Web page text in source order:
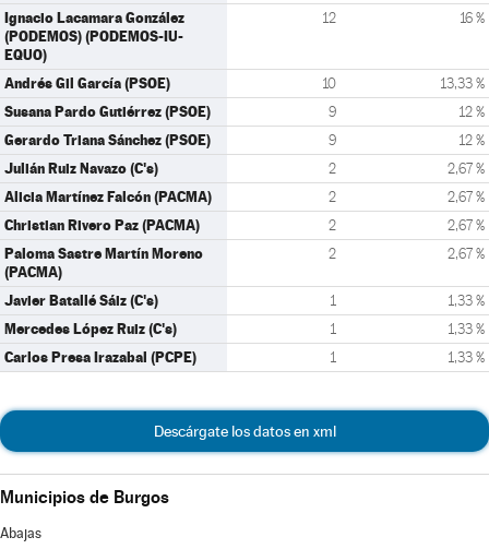
Ignacio Lacamara González
(PODEMOS) (PODEMOS-IU-
EQUO)
12 16 %
Andrés Gil García (PSOE) 10 13,33 %
Susana Pardo Gutiérrez (PSOE) 9 12 %
Gerardo Triana Sánchez (PSOE) 9 12 %
Julián Ruiz Navazo (C's) 2 2,67 %
Alicia Martínez Falcón (PACMA) 2 2,67 %
Christian Rivero Paz (PACMA) 2 2,67 %
Paloma Sastre Martín Moreno
(PACMA)
2 2,67 %
Javier Batallé Sáiz (C's) 1 1,33 %
Mercedes López Ruiz (C's) 1 1,33 %
Carlos Presa Irazabal (PCPE) 1 1,33 %
Descárgate los datos en xml
Municipios de Burgos
Abajas